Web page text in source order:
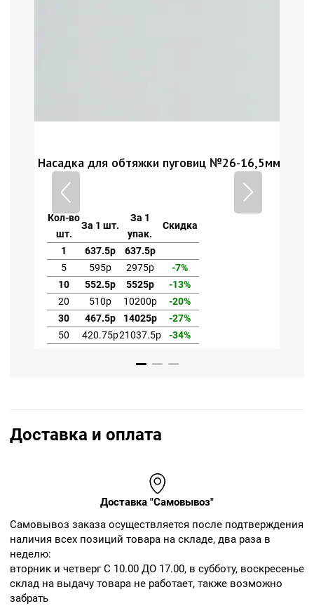
16,5мм Ножницы портновские арт. Н-094, длина
упак.
1 733.13р
Доставка и оплата
Доставка "Самовывоз"
Cамовывоз заказа осуществляется после подтверждения
наличия всех позиций товара на складе, два раза в
неделю:
вторник и четверг С 10.00 ДО 17.00, в субботу, воскресенье
склад на выдачу товара не работает, также возможно
забрать